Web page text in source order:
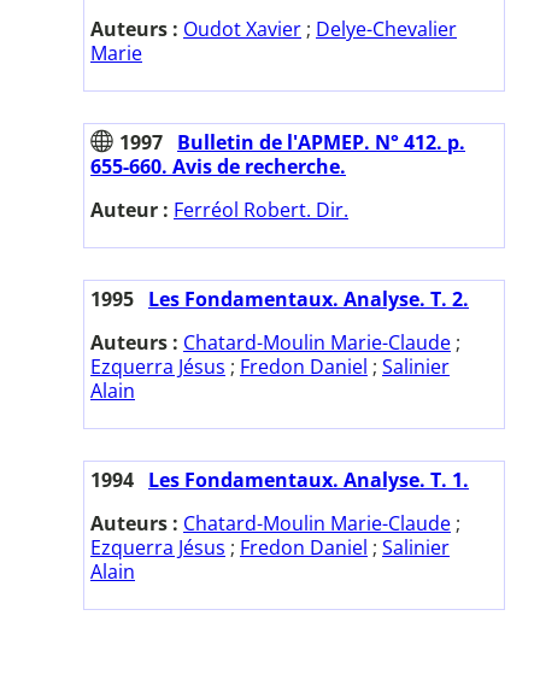
Auteurs : Oudot Xavier ; Delye-Chevalier
Marie
1997 Bulletin de l'APMEP. N° 412. p.
655-660. Avis de recherche.
Auteur : Ferréol Robert. Dir.
1995 Les Fondamentaux. Analyse. T. 2.
Auteurs : Chatard-Moulin Marie-Claude ;
Ezquerra Jésus ; Fredon Daniel ; Salinier
Alain
1994 Les Fondamentaux. Analyse. T. 1.
Auteurs : Chatard-Moulin Marie-Claude ;
Ezquerra Jésus ; Fredon Daniel ; Salinier
Alain